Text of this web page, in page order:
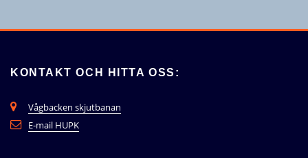
KONTAKT OCH HITTA OSS:
Vågbacken skjutbanan
E-mail HUPK